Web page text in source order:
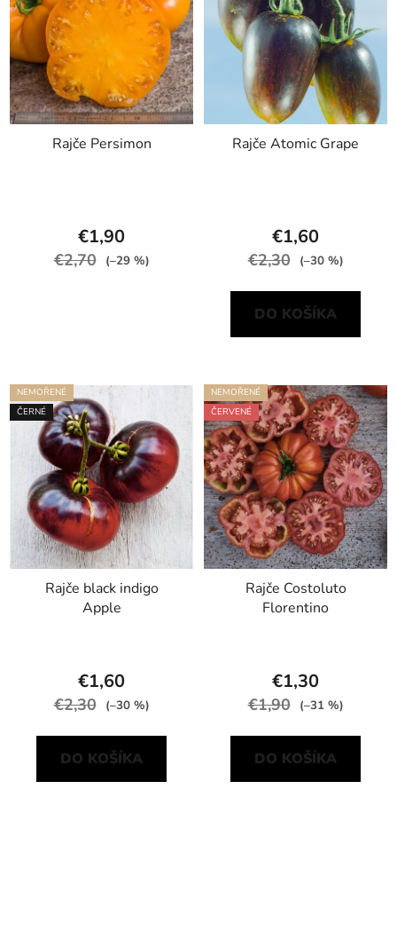
Rajče Persimon
€1,90
€2,70 (–29 %)
Rajče Atomic Grape
€1,60
€2,30 (–30 %)
DO KOŠÍKA
NEMOŘENÉ
ČERNÉ
Rajče black indigo
Apple
€1,60
€2,30 (–30 %)
DO KOŠÍKA
NEMOŘENÉ
ČERVENÉ
Rajče Costoluto
Florentino
€1,30
€1,90 (–31 %)
DO KOŠÍKA